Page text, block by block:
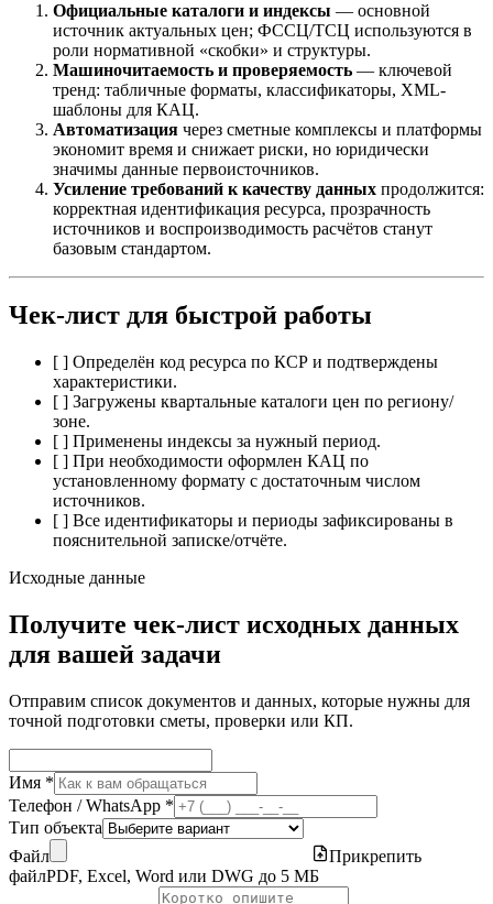
Официальные каталоги и индексы — основной
источник актуальных цен; ФССЦ/ТСЦ используются в
роли нормативной «скобки» и структуры.
Машиночитаемость и проверяемость — ключевой
тренд: табличные форматы, классификаторы, XML-
шаблоны для КАЦ.
Автоматизация через сметные комплексы и платформы
экономит время и снижает риски, но юридически
значимы данные первоисточников.
Усиление требований к качеству данных продолжится:
корректная идентификация ресурса, прозрачность
источников и воспроизводимость расчётов станут
базовым стандартом.
Чек-лист для быстрой работы
[ ] Определён код ресурса по КСР и подтверждены
характеристики.
[ ] Загружены квартальные каталоги цен по региону/
зоне.
[ ] Применены индексы за нужный период.
[ ] При необходимости оформлен КАЦ по
установленному формату с достаточным числом
источников.
[ ] Все идентификаторы и периоды зафиксированы в
пояснительной записке/отчёте.
Исходные данные
Получите чек-лист исходных данных
для вашей задачи
Отправим список документов и данных, которые нужны для
точной подготовки сметы, проверки или КП.
Имя *
Телефон / WhatsApp *
Тип объекта
Файл
Прикрепить
файлPDF, Excel, Word или DWG до 5 МБ